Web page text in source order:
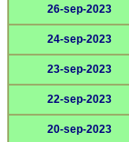
26-sep-2023
24-sep-2023
23-sep-2023
22-sep-2023
20-sep-2023